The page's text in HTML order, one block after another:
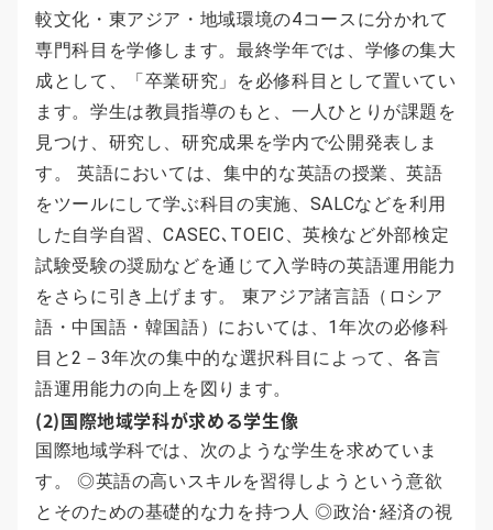
較文化・東アジア・地域環境の4コースに分かれて
専門科目を学修します。最終学年では、学修の集大
成として、「卒業研究」を必修科目として置いてい
ます。学生は教員指導のもと、一人ひとりが課題を
見つけ、研究し、研究成果を学内で公開発表しま
す。 英語においては、集中的な英語の授業、英語
をツールにして学ぶ科目の実施、SALCなどを利用
した自学自習、CASEC､TOEIC、英検など外部検定
試験受験の奨励などを通じて入学時の英語運用能力
をさらに引き上げます。 東アジア諸言語（ロシア
語・中国語・韓国語）においては、1年次の必修科
目と2－3年次の集中的な選択科目によって、各言
語運用能力の向上を図ります。
(2)国際地域学科が求める学生像
国際地域学科では、次のような学生を求めていま
す。 ◎英語の高いスキルを習得しようという意欲
とそのための基礎的な力を持つ人 ◎政治･経済の視